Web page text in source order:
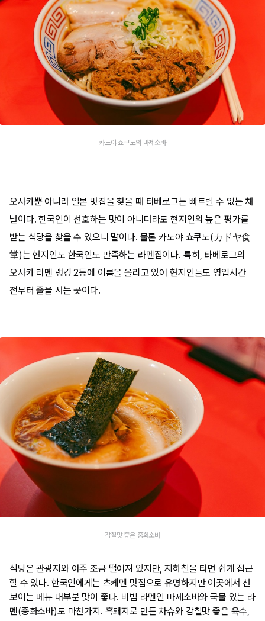
카도야 쇼쿠도의 마제소바
오사카뿐 아니라 일본 맛집을 찾을 때 타베로그는 빠트릴 수 없는 채
널이다. 한국인이 선호하는 맛이 아니더라도 현지인의 높은 평가를
받는 식당을 찾을 수 있으니 말이다. 물론 카도야 쇼쿠도(カドヤ食
堂)는 현지인도 한국인도 만족하는 라멘집이다. 특히, 타베로그의
오사카 라멘 랭킹 2등에 이름을 올리고 있어 현지인들도 영업시간
전부터 줄을 서는 곳이다.
감칠맛 좋은 중화소바
식당은 관광지와 아주 조금 떨어져 있지만, 지하철을 타면 쉽게 접근
할 수 있다. 한국인에게는 츠케멘 맛집으로 유명하지만 이곳에서 선
보이는 메뉴 대부분 맛이 좋다. 비빔 라멘인 마제소바와 국물 있는 라
멘(중화소바)도 마찬가지. 흑돼지로 만든 차슈와 감칠맛 좋은 육수,